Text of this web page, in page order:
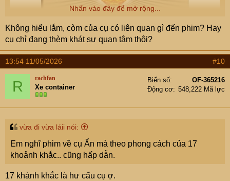
Nhấn vào đây để mở rộng...
Không hiểu lắm, còm của cụ có liên quan gì đến phim? Hay
cụ chỉ đang thèm khát sự quan tâm thôi?
13:54 11/05/2026 #10
R rachfan
Xe container
Biển số
OF-365216
Động cơ
548,222 Mã lực
vừa đi vừa láii nói:
Em nghĩ phim về cụ Ẩn mà theo phong cách của 17
khoảnh khắc.. cũng hấp dẫn.
17 khảnh khắc là hư cấu cụ ợ.